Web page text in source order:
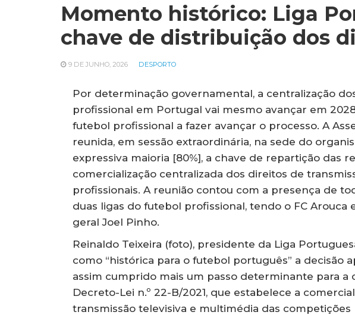
Momento histórico: Liga
chave de distribuição dos
9 DE JUNHO, 2026 DESPORTO
Por determinação governamental, a centralização
profissional em Portugal vai mesmo avançar em
futebol profissional a fazer avançar o processo. A
reunida, em sessão extraordinária, na sede do
expressiva maioria [80%], a chave de repartição das
comercialização centralizada dos direitos de
profissionais. A reunião contou com a presença de
duas ligas do futebol profissional, tendo o FC
geral Joel Pinho.
Reinaldo Teixeira (foto), presidente da Liga
como “histórica para o futebol português” a decisão
assim cumprido mais um passo determinante para a
Decreto-Lei n.º 22-B/2021, que estabelece a
transmissão televisiva e multimédia das